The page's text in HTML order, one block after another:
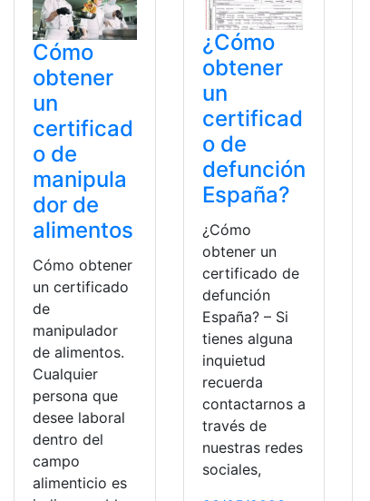
Cómo
obtener
un
certificad
o de
manipula
dor de
alimentos
Cómo obtener
un certificado
de
manipulador
de alimentos.
Cualquier
persona que
desee laboral
dentro del
campo
alimenticio es
¿Cómo
obtener
un
certificad
o de
defunción
España?
¿Cómo
obtener un
certificado de
defunción
España? – Si
tienes alguna
inquietud
recuerda
contactarnos a
través de
nuestras redes
sociales,